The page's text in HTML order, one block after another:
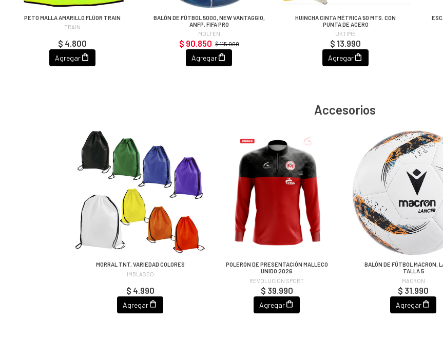
PETO MALLA AMARILLO FLÚOR TRAIN
TRAIN
$ 4.800
Agregar
BALÓN DE FÚTBOL 5000, NEW VANTAGGIO,
ANFP, FIFA PRO
MOLTEN
$ 115.000
$ 90.850
Agregar
HUINCHA CINTA MÉTRICA 50 MTS. CON
PUNTA DE ACERO
UKTIME
$ 13.990
Agregar
Accesorios
MORRAL TNT, VARIEDAD COLORES
IMBLASCO
$ 4.990
Agregar
POLERÓN DE PRESENTACIÓN MALLECO
UNIDO 2026
REVOLUCION SPORT
$ 39.990
Agregar
BALÓN DE FÚTBOL MACRON,
TALLA 5
MACRON
$ 31.990
Agregar